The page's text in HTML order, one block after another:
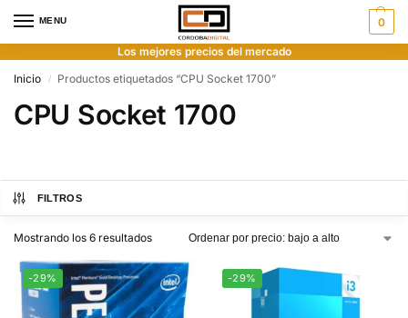
MENU 0
Los mejores precios del mercado
Inicio
/ Productos etiquetados “CPU Socket 1700”
CPU Socket 1700
FILTROS
Mostrando los 6 resultados
-29% -29%